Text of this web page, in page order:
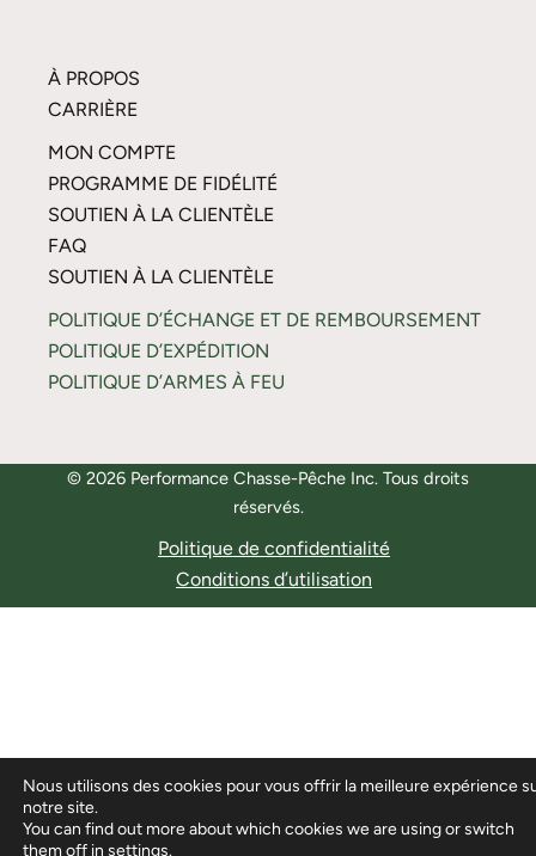
À PROPOS
CARRIÈRE
MON COMPTE
PROGRAMME DE FIDÉLITÉ
SOUTIEN À LA CLIENTÈLE
FAQ
SOUTIEN À LA CLIENTÈLE
POLITIQUE D’ÉCHANGE ET DE REMBOURSEMENT
POLITIQUE D’EXPÉDITION
POLITIQUE D’ARMES À FEU
© 2026 Performance Chasse-Pêche Inc. Tous droits
réservés.
Politique de confidentialité
Conditions d’utilisation
Nous utilisons des cookies pour vous offrir la meilleure expérience
notre site.
You can find out more about which cookies we are using or switch
them off in settings.